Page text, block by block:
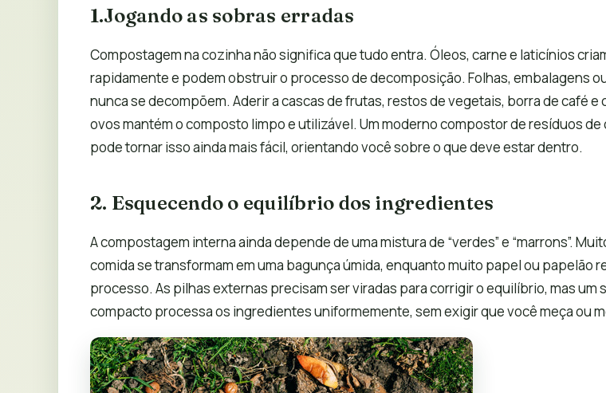
1.Jogando as sobras erradas
Compostagem na cozinha não significa que tudo entra. Óleos, carne e laticínios
rapidamente e podem obstruir o processo de decomposição. Folhas, embalagens
nunca se decompõem. Aderir a cascas de frutas, restos de vegetais, borra de café e
ovos mantém o composto limpo e utilizável. Um moderno compostor de resíduos de
pode tornar isso ainda mais fácil, orientando você sobre o que deve estar dentro.
2. Esquecendo o equilíbrio dos ingredientes
A compostagem interna ainda depende de uma mistura de “verdes” e “marrons”.
comida se transformam em uma bagunça úmida, enquanto muito papel ou papelão
processo. As pilhas externas precisam ser viradas para corrigir o equilíbrio, mas um
compacto processa os ingredientes uniformemente, sem exigir que você meça ou